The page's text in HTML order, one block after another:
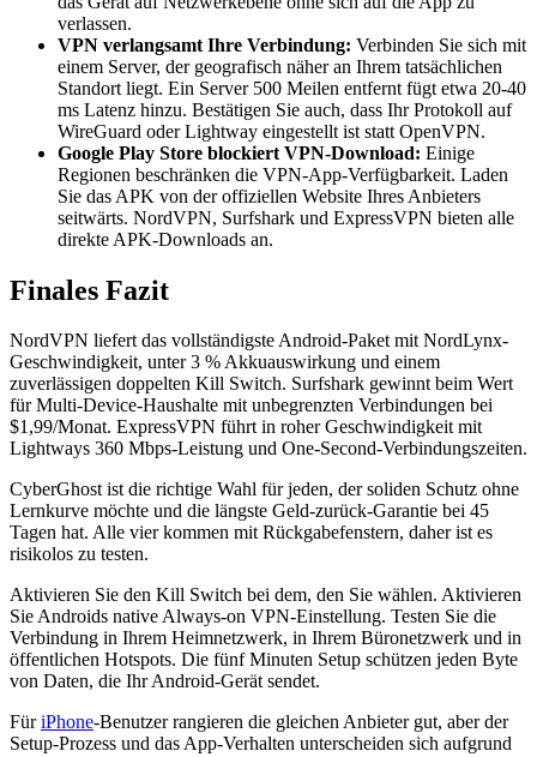
verlassen.
VPN verlangsamt Ihre Verbindung: Verbinden Sie sich mit
einem Server, der geografisch näher an Ihrem tatsächlichen
Standort liegt. Ein Server 500 Meilen entfernt fügt etwa 20-40
ms Latenz hinzu. Bestätigen Sie auch, dass Ihr Protokoll auf
WireGuard oder Lightway eingestellt ist statt OpenVPN.
Google Play Store blockiert VPN-Download: Einige
Regionen beschränken die VPN-App-Verfügbarkeit. Laden
Sie das APK von der offiziellen Website Ihres Anbieters
seitwärts. NordVPN, Surfshark und ExpressVPN bieten alle
direkte APK-Downloads an.
Finales Fazit
NordVPN liefert das vollständigste Android-Paket mit NordLynx-
Geschwindigkeit, unter 3 % Akkuauswirkung und einem
zuverlässigen doppelten Kill Switch. Surfshark gewinnt beim Wert
für Multi-Device-Haushalte mit unbegrenzten Verbindungen bei
$1,99/Monat. ExpressVPN führt in roher Geschwindigkeit mit
Lightways 360 Mbps-Leistung und One-Second-Verbindungszeiten.
CyberGhost ist die richtige Wahl für jeden, der soliden Schutz ohne
Lernkurve möchte und die längste Geld-zurück-Garantie bei 45
Tagen hat. Alle vier kommen mit Rückgabefenstern, daher ist es
risikolos zu testen.
Aktivieren Sie den Kill Switch bei dem, den Sie wählen. Aktivieren
Sie Androids native Always-on VPN-Einstellung. Testen Sie die
Verbindung in Ihrem Heimnetzwerk, in Ihrem Büronetzwerk und in
öffentlichen Hotspots. Die fünf Minuten Setup schützen jeden Byte
von Daten, die Ihr Android-Gerät sendet.
FüriPhone-Benutzer rangieren die gleichen Anbieter gut, aber der
Setup-Prozess und das App-Verhalten unterscheiden sich aufgrund